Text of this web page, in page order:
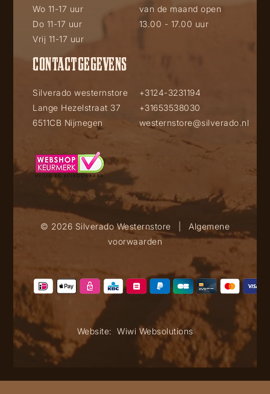
Wo 11-17 uur
Do 11-17 uur
Vrij 11-17 uur
van de maand open
13.00 - 17.00 uur
CONTACTGEGEVENS
Silverado westernstore
Lange Hezelstraat 37
6511CB Nijmegen
+3124-3231194
+31653538030
westernstore@silverado.nl
© 2026 Silverado Westernstore
Algemene
voorwaarden
Website: Wiwi Websolutions